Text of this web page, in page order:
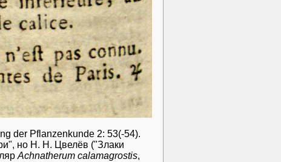
der Pflanzenkunde 2: 53(-54).
но Н. Н. Цвелёв ("Злаки
Achnatherum calamagrostis,